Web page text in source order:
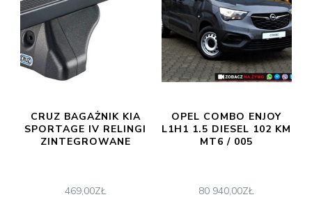
CRUZ BAGAŻNIK KIA
SPORTAGE IV RELINGI
ZINTEGROWANE
469,00ZŁ
OPEL COMBO ENJOY
L1H1 1.5 DIESEL 102 KM
MT6 / 005
80 940,00ZŁ